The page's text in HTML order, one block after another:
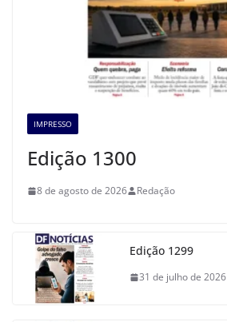
IMPRESSO
Edição 1300
8 de agosto de 2026 Redação
Edição 1299
31 de julho de 2026